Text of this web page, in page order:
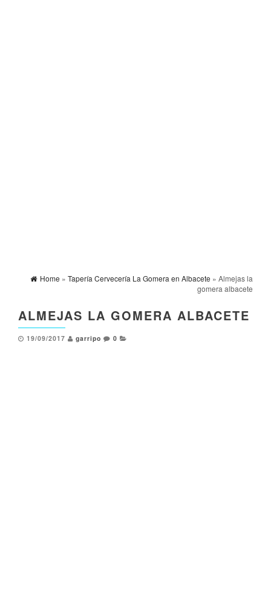
Home » Tapería Cervecería La Gomera en Albacete » Almejas la
gomera albacete
ALMEJAS LA GOMERA ALBACETE
19/09/2017 garripo 0